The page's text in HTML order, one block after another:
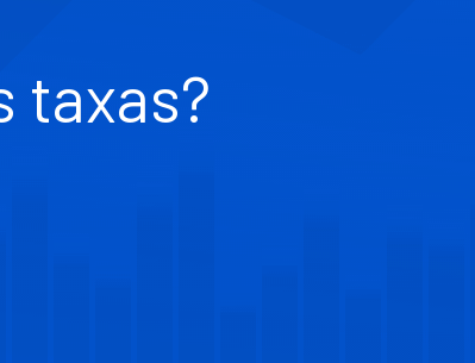
taxas?